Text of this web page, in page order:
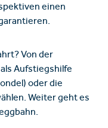
einen
Von der
Aufstiegshilfe
oder die
Weiter geht es